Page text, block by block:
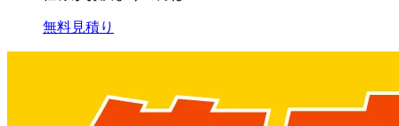
無料見積り